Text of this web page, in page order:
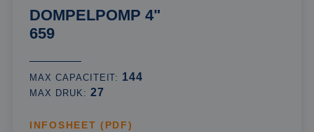
DOMPELPOMP 4"
659
MAX CAPACITEIT: 144
MAX DRUK: 27
INFOSHEET (PDF)